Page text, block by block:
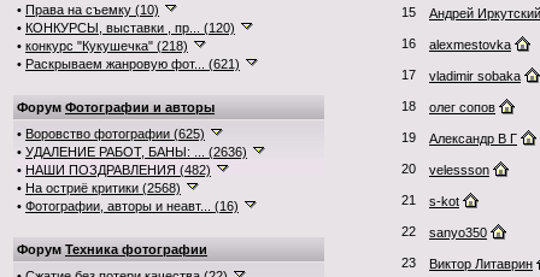
• Права на съемку (10)
• КОНКУРСЫ, выставки , пр... (120)
• конкурс "Кукушечка" (218)
• Раскрываем жанровую фот... (621)
Форум Фотографии и авторы
• Воровство фотографии (625)
• УДАЛЕНИЕ РАБОТ, БАНЫ: ... (2636)
• НАШИ ПОЗДРАВЛЕНИЯ (482)
• На остриё критики (2568)
• Фотографии, авторы и неавт... (16)
Форум Техника фотографии
15 Андрей Иркутский
16 alexmestovka
17 vladimir sobaka
18 олег сопов
19 Александр В Г
20 velessson
21 s-kot
22 sanyo350
23 Виктор Литаврин